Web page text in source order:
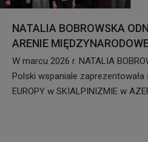
NATALIA BOBROWSKA
ARENIE
W marcu 2026 r. NATALIA
Polski wspaniale zaprezentowała
EUROPY w SKIALPINIZMIE w